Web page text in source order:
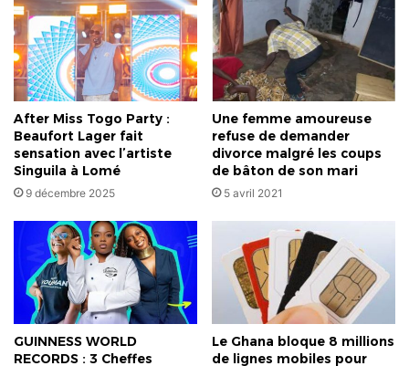
After Miss Togo Party :
Beaufort Lager fait
sensation avec l’artiste
Singuila à Lomé
9 décembre 2025
Une femme amoureuse
refuse de demander
divorce malgré les coups
de bâton de son mari
5 avril 2021
GUINNESS WORLD
RECORDS : 3 Cheffes
Le Ghana bloque 8 millions
de lignes mobiles pour